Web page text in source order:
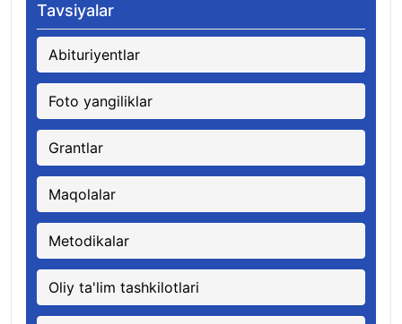
Tavsiyalar
Abituriyentlar
Foto yangiliklar
Grantlar
Maqolalar
Metodikalar
Oliy ta'lim tashkilotlari